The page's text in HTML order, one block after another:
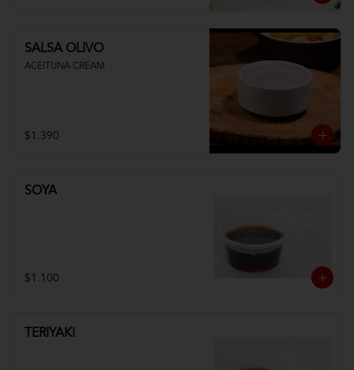
SALSA OLIVO
ACEITUNA CREAM
$1.390
SOYA
$1.100
TERIYAKI